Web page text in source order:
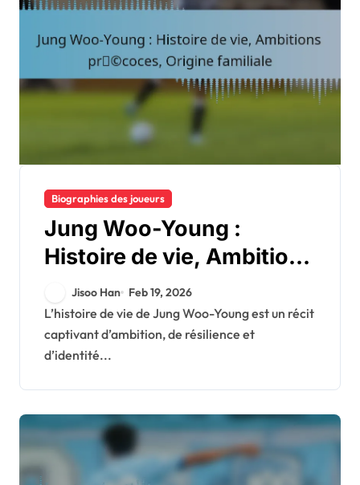
Biographies des joueurs
Jung Woo-Young :
Histoire de vie, Ambitions
précoces, Origine
familiale
Jisoo Han Feb 19, 2026
L’histoire de vie de Jung Woo-Young est un récit
captivant d’ambition, de résilience et
d’identité...